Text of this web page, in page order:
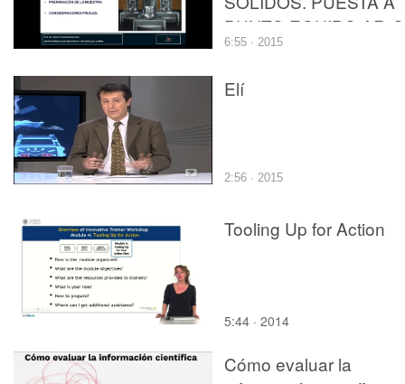
PUNTO EQUIPO AR-
6:55 · 2015
Elí
2:56 · 2015
Tooling Up for Action
5:44 · 2014
Cómo evaluar la